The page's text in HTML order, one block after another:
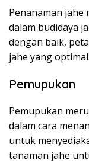
Penanaman
dalam budidaya
dengan baik,
jahe yang optimal.
Pemupukan
Pemupukan
dalam cara
untuk
tanaman jahe